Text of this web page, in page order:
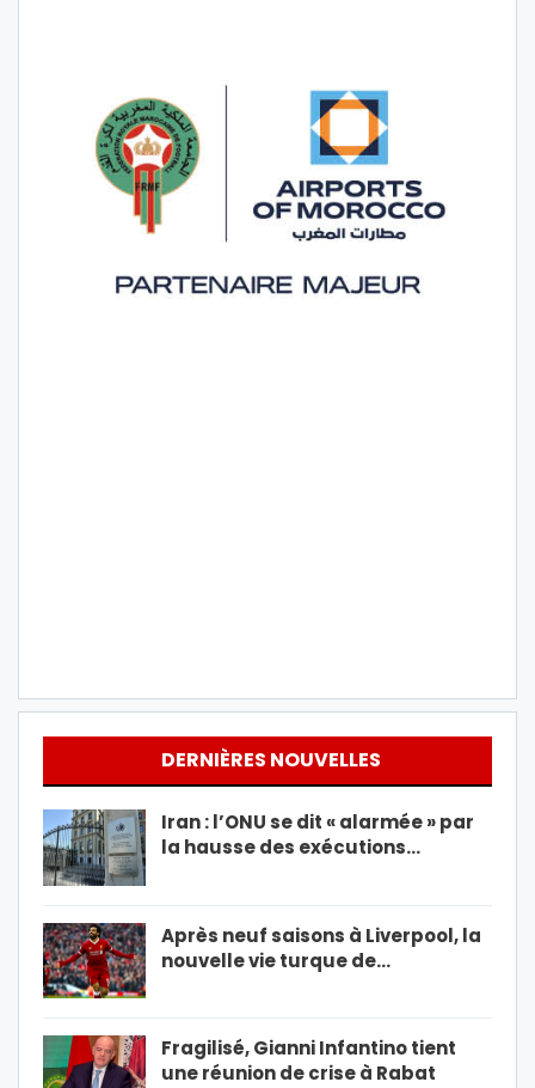
DERNIÈRES NOUVELLES
Iran : l’ONU se dit « alarmée » par
la hausse des exécutions…
Après neuf saisons à Liverpool, la
nouvelle vie turque de…
Fragilisé, Gianni Infantino tient
une réunion de crise à Rabat